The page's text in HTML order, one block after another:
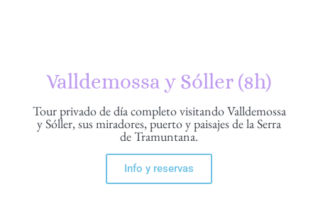
Valldemossa y Sóller (8h)
Tour privado de día completo visitando Valldemossa
y Sóller, sus miradores, puerto y paisajes de la Serra
de Tramuntana.
Info y reservas